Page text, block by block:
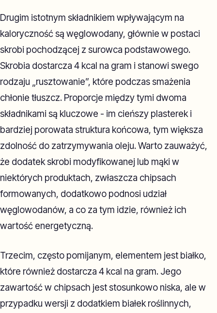
Drugim istotnym składnikiem wpływającym na
kaloryczność są węglowodany, głównie w postaci
skrobi pochodzącej z surowca podstawowego.
Skrobia dostarcza 4 kcal na gram i stanowi swego
rodzaju „rusztowanie”, które podczas smażenia
chłonie tłuszcz. Proporcje między tymi dwoma
składnikami są kluczowe - im cieńszy plasterek i
bardziej porowata struktura końcowa, tym większa
zdolność do zatrzymywania oleju. Warto zauważyć,
że dodatek skrobi modyfikowanej lub mąki w
niektórych produktach, zwłaszcza chipsach
formowanych, dodatkowo podnosi udział
węglowodanów, a co za tym idzie, również ich
wartość energetyczną.
Trzecim, często pomijanym, elementem jest białko,
które również dostarcza 4 kcal na gram. Jego
zawartość w chipsach jest stosunkowo niska, ale w
przypadku wersji z dodatkiem białek roślinnych,